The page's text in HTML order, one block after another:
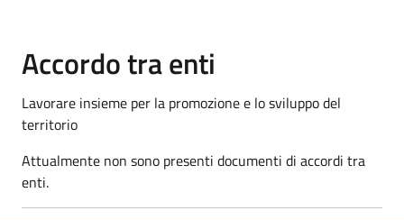
Accordo tra enti
Lavorare insieme per la promozione e lo sviluppo del
territorio
Attualmente non sono presenti documenti di accordi tra
enti.